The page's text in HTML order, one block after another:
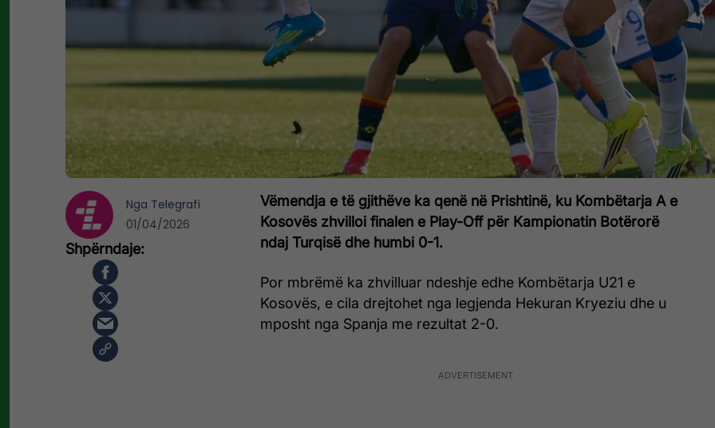
Vëmendja e të gjithëve ka qenë në Prishtinë, ku Kombëtarja A e
Kosovës zhvilloi finalen e Play-Off për Kampionatin Botërorë
ndaj Turqisë dhe humbi 0-1.
Por mbrëmë ka zhvilluar ndeshje edhe Kombëtarja U21 e
Kosovës, e cila drejtohet nga legjenda Hekuran Kryeziu dhe u
mposht nga Spanja me rezultat 2-0.
Nga Telegrafi
01/04/2026